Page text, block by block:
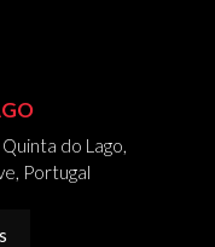
do Lago,
Portugal